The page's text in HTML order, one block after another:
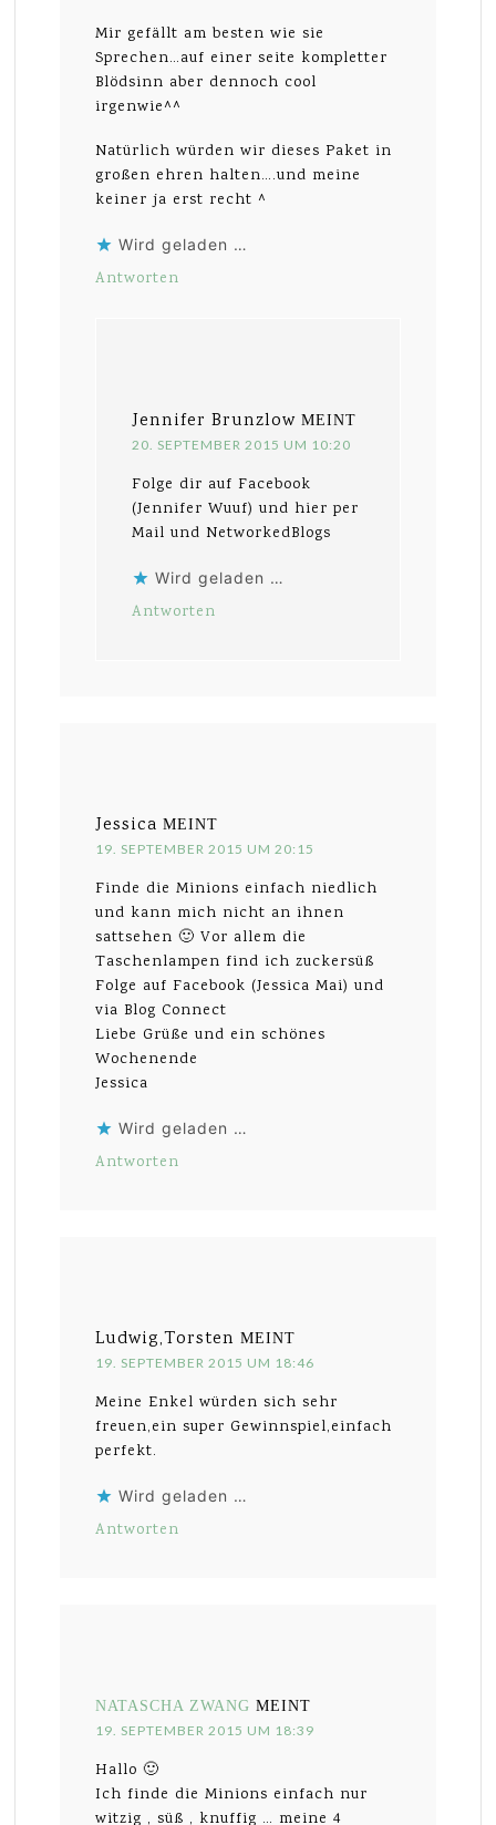
Mir gefällt am besten wie sie
Sprechen…auf einer seite kompletter
Blödsinn aber dennoch cool
irgenwie^^
Natürlich würden wir dieses Paket in
großen ehren halten….und meine
keiner ja erst recht ^
Wird geladen …
Antworten
Jennifer Brunzlow MEINT
20. SEPTEMBER 2015 UM 10:20
Folge dir auf Facebook
(Jennifer Wuuf) und hier per
Mail und NetworkedBlogs
Wird geladen …
Antworten
Jessica MEINT
19. SEPTEMBER 2015 UM 20:15
Finde die Minions einfach niedlich
und kann mich nicht an ihnen
sattsehen 🙂 Vor allem die
Taschenlampen find ich zuckersüß
Folge auf Facebook (Jessica Mai) und
via Blog Connect
Liebe Grüße und ein schönes
Wochenende
Jessica
Wird geladen …
Antworten
Ludwig,Torsten MEINT
19. SEPTEMBER 2015 UM 18:46
Meine Enkel würden sich sehr
freuen,ein super Gewinnspiel,einfach
perfekt.
Wird geladen …
Antworten
NATASCHA ZWANG MEINT
19. SEPTEMBER 2015 UM 18:39
Hallo 🙂
Ich finde die Minions einfach nur
witzig , süß , knuffig … meine 4